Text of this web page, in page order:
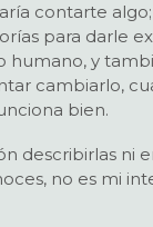
contarte
para darle
humano, y
cambiarlo,
bien.
describirlas ni
no es mi